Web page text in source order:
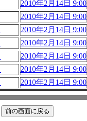
2010年2月14日 9:00
2010年2月14日 9:00
2010年2月14日 9:00
2010年2月14日 9:00
2010年2月14日 9:00
2010年2月14日 9:00
2010年2月14日 9:00